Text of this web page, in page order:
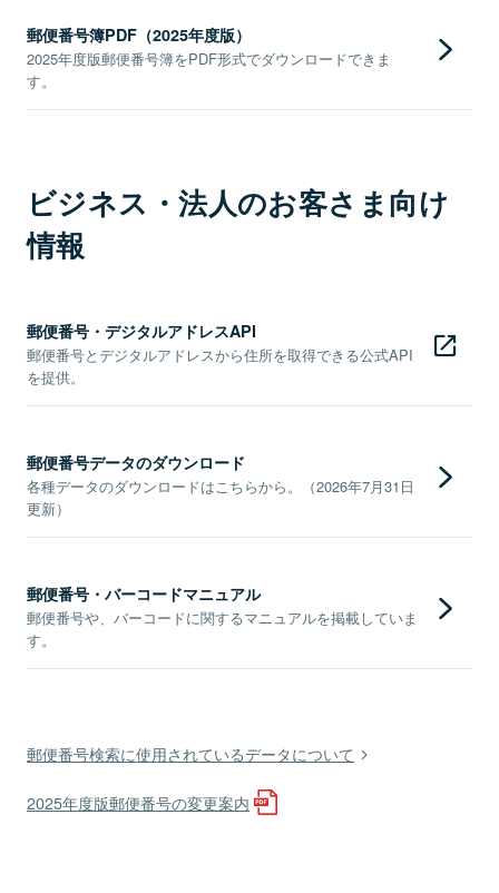
郵便番号簿PDF（2025年度版）
2025年度版郵便番号簿をPDF形式でダウンロードできま
す。
ビジネス・法人のお客さま向け
情報
郵便番号・デジタルアドレスAPI
郵便番号とデジタルアドレスから住所を取得できる公式API
を提供。
郵便番号データのダウンロード
各種データのダウンロードはこちらから。（2026年7月31日
更新）
郵便番号・バーコードマニュアル
郵便番号や、バーコードに関するマニュアルを掲載していま
す。
郵便番号検索に使用されているデータについて
2025年度版郵便番号の変更案内